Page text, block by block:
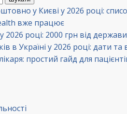
у Києві у 2026 році:
вже працює
2026 році: 2000 грн від
в Україні у 2026 році: дати та
простий гайд для